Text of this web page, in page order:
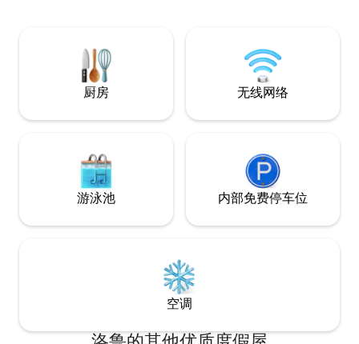
厂参观和洛德夫博
庄个性十足，周围
您惊叹不已。
厨房 无线网络
游泳池 内部免费停车位
空调